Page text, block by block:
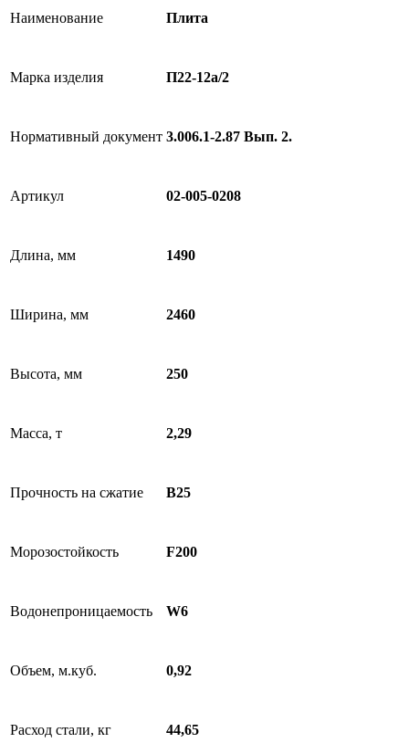
Наименование Плита
Марка изделия П22-12а/2
Нормативный документ 3.006.1-2.87 Вып. 2.
Артикул 02-005-0208
Длина, мм 1490
Ширина, мм 2460
Высота, мм 250
Масса, т 2,29
Прочность на сжатие B25
Морозостойкость F200
Водонепроницаемость W6
Объем, м.куб. 0,92
Расход стали, кг 44,65